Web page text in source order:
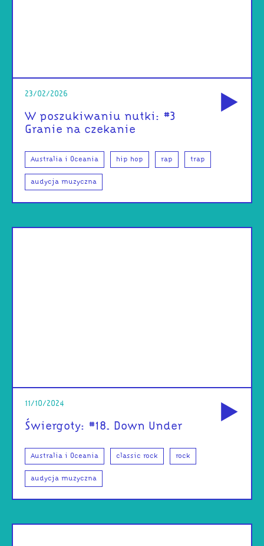
23/02/2026
W poszukiwaniu nutki: #3
Granie na czekanie
Australia i Oceania hip hop rap trap
audycja muzyczna
11/10/2024
Świergoty: #18. Down Under
Australia i Oceania classic rock rock
audycja muzyczna